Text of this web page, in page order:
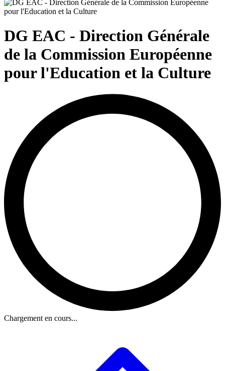
DG EAC - Direction Générale
de la Commission Européenne
pour l'Education et la Culture
Chargement en cours...